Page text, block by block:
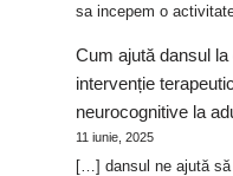
sa incepem o
Cum ajută dansul
intervenție
neurocognitive la
11 iunie, 2025
[…] dansul ne ajută să